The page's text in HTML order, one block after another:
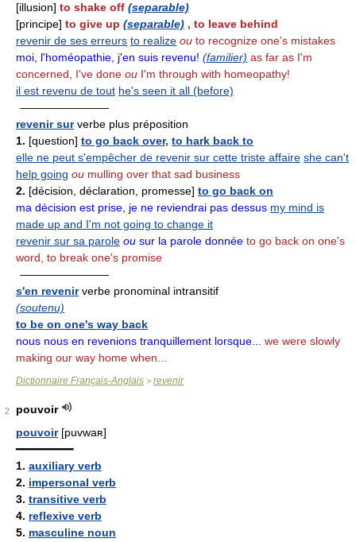
[illusion] to shake off (separable)
[principe] to give up (separable) , to leave behind
revenir de ses erreurs to realize ou to recognize one's mistakes
moi, l'homéopathie, j'en suis revenu! (familier) as far as I'm
concerned, I've done ou I'm through with homeopathy!
il est revenu de tout he's seen it all (before)
————————
revenir surverbe plus préposition
1. [question] to go back over, to hark back to
elle ne peut s'empêcher de revenir sur cette triste affaire she can't
help going ou mulling over that sad business
2. [décision, déclaration, promesse] to go back on
ma décision est prise, je ne reviendrai pas dessus my mind is
made up and I'm not going to change it
revenir sur sa parole ou sur la parole donnée to go back on one's
word, to break one's promise
————————
s'en revenirverbe pronominal intransitif
(soutenu)
to be on one's way back
nous nous en revenions tranquillement lorsque...
we were slowly
making our way home when...
Dictionnaire Français-Anglais > revenir
2
pouvoir
pouvoir[puvwaʀ]
━━━━━━━━━
1. auxiliary verb
2. impersonal verb
3. transitive verb
4. reflexive verb
5. masculine noun